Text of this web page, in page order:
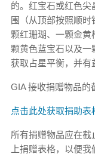
的。红宝石或红色尖
围（从顶部按照顺
颗红珊瑚、一颗金黄
颗黄色蓝宝石以及一
获取占星平衡，并有
GIA 接收捐赠物品的
点击此处获取捐助表
所有捐赠物品应在
上捐赠表格，以便